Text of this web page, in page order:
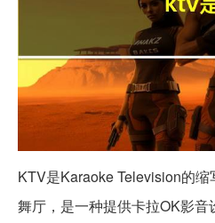
KTV是Karaoke Television的缩
舞厅，是一种提供卡拉OK影